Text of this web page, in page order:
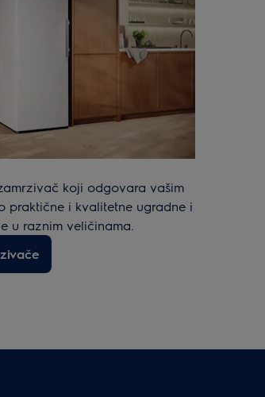
koji odgovara vašim
praktične i kvalitetne ugradne i
u raznim veličinama.